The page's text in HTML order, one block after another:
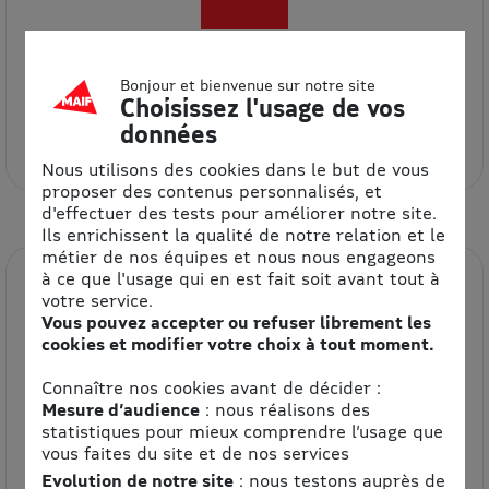
BUT
5% de remise
Cultura
4.2% de remise
Bonjour et bienvenue sur notre site
Choisissez l'usage de vos
données
Nous utilisons des cookies dans le but de vous
proposer des contenus personnalisés, et
d'effectuer des tests pour améliorer notre site.
Ils enrichissent la qualité de notre relation et le
métier de nos équipes et nous nous engageons
à ce que l'usage qui en est fait soit avant tout à
votre service.
Vous pouvez accepter ou refuser librement les
cookies et modifier votre choix à tout moment.
Connaître nos cookies avant de décider :
Mesure d’audience: nous réalisons des
statistiques pour mieux comprendre l’usage que
vous faites du site et de nos services
Evolution de notre site: nous testons auprès de